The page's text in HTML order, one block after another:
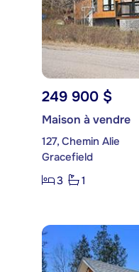
249 900 $
Maison à vendre
127, Chemin Alie
Gracefield
3
1